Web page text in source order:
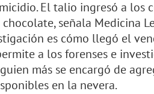
El talio ingresó a los
señala Medicina
es cómo llegó el
a los forenses e
más se encargó de
en la nevera.